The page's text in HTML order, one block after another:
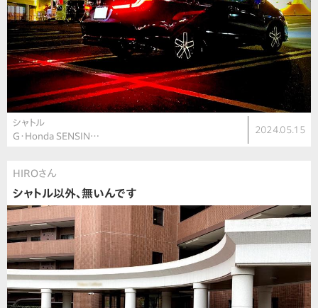
シャトル
G・Honda SENSIN…
2024.05.15
HIROさん
シャトル以外、無いんです